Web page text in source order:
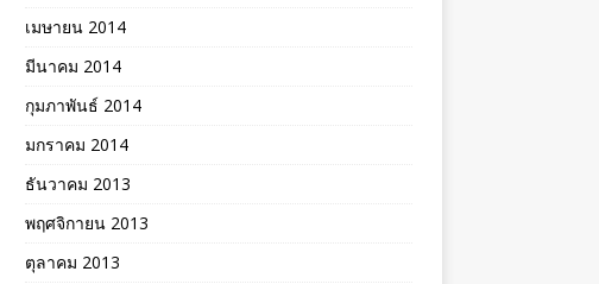
เมษายน 2014
มีนาคม 2014
กุมภาพันธ์ 2014
มกราคม 2014
ธันวาคม 2013
พฤศจิกายน 2013
ตุลาคม 2013